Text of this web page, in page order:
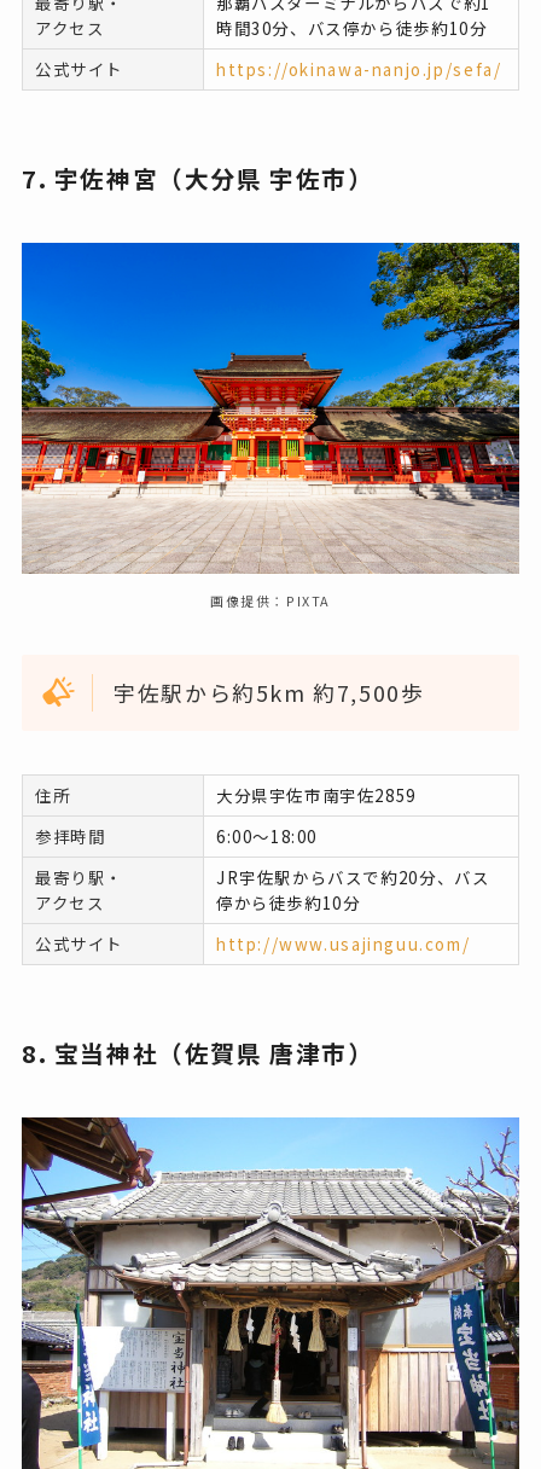
アクセス
時間30分、バス停から徒歩約10分
公式サイト
https://okinawa-nanjo.jp/sefa/
7. 宇佐神宮（大分県 宇佐市）
画像提供：PIXTA
宇佐駅から約5km 約7,500歩
住所
大分県宇佐市南宇佐2859
参拝時間
6:00～18:00
最寄り駅・
アクセス
JR宇佐駅からバスで約20分、バス
停から徒歩約10分
公式サイト
http://www.usajinguu.com/
8. 宝当神社（佐賀県 唐津市）